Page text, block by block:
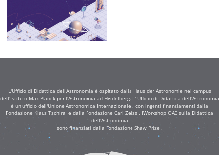
L'Ufficio di Didattica dell'Astronomia é ospitato dalla Haus der Astronomie nel campus
dell'Istituto Max Planck per l'Astronomia ad Heidelberg. L' Ufficio di Didattica dell'Astronomia
é un ufficio dell'Unione Astronomica Internazionale , con ingenti finanziamenti dalla
Fondazione Klaus Tschira e dalla Fondazione Carl Zeiss . IWorkshop OAE sulla Didattica
dell'Astronomia
sono finanziati dalla Fondazione Shaw Prize .